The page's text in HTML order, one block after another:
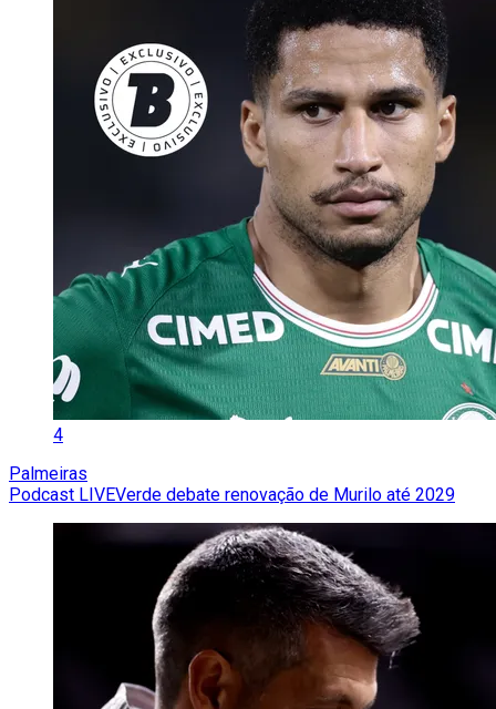
4
Palmeiras
Podcast LIVEVerde debate renovação de Murilo até 2029